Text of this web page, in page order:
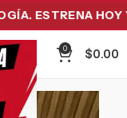
ESTRENA HOY Y
0
$0.00